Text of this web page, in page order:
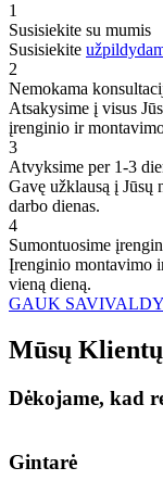
1
Susisiekite su mumis
Susisiekite
2
Nemokama
Atsakysime į visus
įrenginio ir
3
Atvyksime per 1-3
Gavę užklausą į Jūsų
darbo dienas.
4
Sumontuosime
Įrenginio montavimo
vieną dieną.
GAUK
Mūsų Klientų
Dėkojame, kad
Gintarė